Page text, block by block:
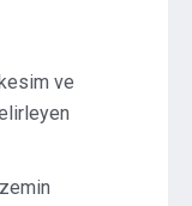
ve